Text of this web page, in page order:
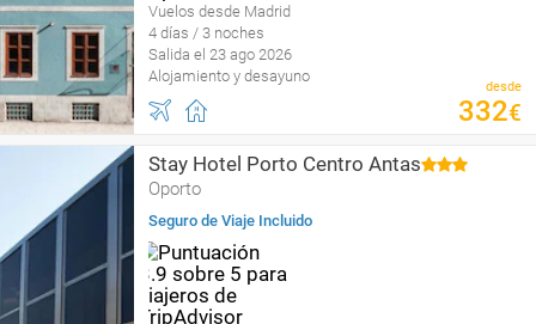
Vuelos desde Madrid
4 días / 3 noches
Salida el 23 ago 2026
Alojamiento y desayuno
desde
332€
Stay Hotel Porto Centro Antas
Oporto
Seguro de Viaje Incluido